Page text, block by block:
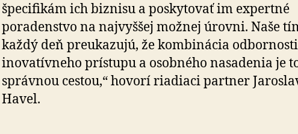
špecifikám ich biznisu a poskytovať im expertné
poradenstvo na najvyššej možnej úrovni. Naše
každý deň preukazujú, že kombinácia
inovatívneho prístupu a osobného nasadenia je
správnou cestou,“ hovorí riadiaci partner
Havel.